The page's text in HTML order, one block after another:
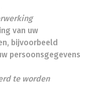
van uw
bijvoorbeeld
persoonsgegevens
te worden